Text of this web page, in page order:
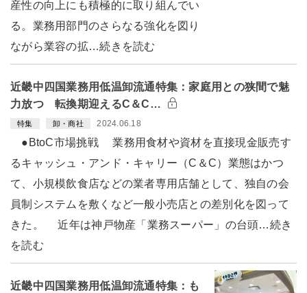
産性の向上にも積極的に取り組んでい
る。業務用部門のさらなる強化を図り
ながら業容の拡…続きを読む
近畿中四国業務用低温卸流通特集：家庭用との狭間で魅
力放つ 転換期迎えるC＆C…
特集 卸・商社 2024.06.18
●BtoC市場挑戦 業務用食材や資材を直接現金販売す
るキャッシュ・アンド・キャリー（C＆C）業態はかつ
て、小規模飲食店などの業者専用店舗として、独自の会
員制システムを敷くなど一般小売店との差別化を図って
きた。 近年は神戸物産「業務スーパー」の台頭…続き
を読む
近畿中四国業務用低温卸流通特集：も